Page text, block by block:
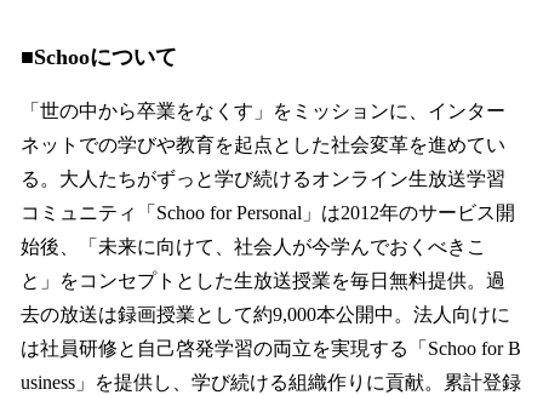
■Schooについて
「世の中から卒業をなくす」をミッションに、インター
ネットでの学びや教育を起点とした社会変革を進めてい
る。大人たちがずっと学び続けるオンライン生放送学習
コミュニティ「Schoo for Personal」は2012年のサービス開
始後、「未来に向けて、社会人が今学んでおくべきこ
と」をコンセプトとした生放送授業を毎日無料提供。過
去の放送は録画授業として約9,000本公開中。法人向けに
は社員研修と自己啓発学習の両立を実現する「Schoo for B
usiness」を提供し、学び続ける組織作りに貢献。累計登録